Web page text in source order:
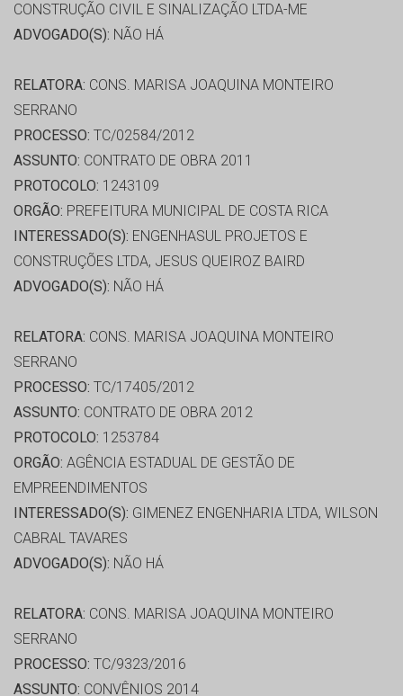
CONSTRUÇÃO CIVIL E SINALIZAÇÃO LTDA-ME
ADVOGADO(S): NÃO HÁ
RELATORA: CONS. MARISA JOAQUINA MONTEIRO
SERRANO
PROCESSO: TC/02584/2012
ASSUNTO: CONTRATO DE OBRA 2011
PROTOCOLO: 1243109
ORGÃO: PREFEITURA MUNICIPAL DE COSTA RICA
INTERESSADO(S): ENGENHASUL PROJETOS E
CONSTRUÇÕES LTDA, JESUS QUEIROZ BAIRD
ADVOGADO(S): NÃO HÁ
RELATORA: CONS. MARISA JOAQUINA MONTEIRO
SERRANO
PROCESSO: TC/17405/2012
ASSUNTO: CONTRATO DE OBRA 2012
PROTOCOLO: 1253784
ORGÃO: AGÊNCIA ESTADUAL DE GESTÃO DE
EMPREENDIMENTOS
INTERESSADO(S): GIMENEZ ENGENHARIA LTDA, WILSON
CABRAL TAVARES
ADVOGADO(S): NÃO HÁ
RELATORA: CONS. MARISA JOAQUINA MONTEIRO
SERRANO
PROCESSO: TC/9323/2016
ASSUNTO: CONVÊNIOS 2014